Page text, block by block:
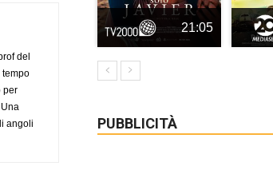
del
tempo
per
angoli
21:05
PUBBLICITÀ